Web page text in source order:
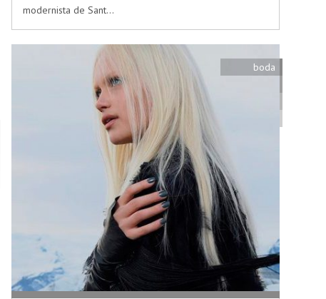
modernista de Sant…
boda